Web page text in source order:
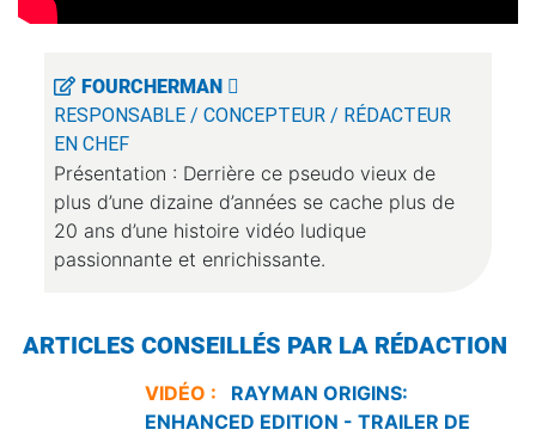
FOURCHERMAN
RESPONSABLE / CONCEPTEUR / RÉDACTEUR
EN CHEF
Présentation : Derrière ce pseudo vieux de
plus d’une dizaine d’années se cache plus de
20 ans d’une histoire vidéo ludique
passionnante et enrichissante.
ARTICLES CONSEILLÉS PAR LA RÉDACTION
VIDÉO :
RAYMAN ORIGINS:
ENHANCED EDITION - TRAILER DE